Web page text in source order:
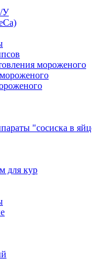
У
мороженого
"сосиска в
для кур